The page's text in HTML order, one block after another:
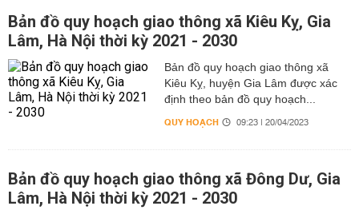
Bản đồ quy hoạch giao thông xã Kiêu Kỵ, Gia
Lâm, Hà Nội thời kỳ 2021 - 2030
Bản đồ quy hoạch giao thông xã
Kiêu Kỵ, huyện Gia Lâm được xác
định theo bản đồ quy hoạch...
QUY HOẠCH 09:23 | 20/04/2023
Bản đồ quy hoạch giao thông xã Đông Dư, Gia
Lâm, Hà Nội thời kỳ 2021 - 2030